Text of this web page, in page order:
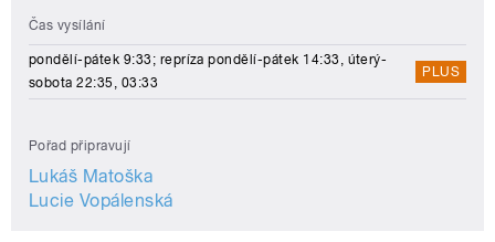
Čas vysílání
pondělí-pátek 9:33; repríza pondělí-pátek 14:33, úterý-
sobota 22:35, 03:33
PLUS
Pořad připravují
Lukáš Matoška
Lucie Vopálenská